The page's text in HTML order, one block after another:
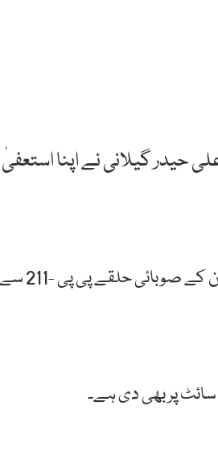
حیدر گیلانی نے اپنا استعفیٰ
ہم نیوز کے مطابق سابق وزیراعظم سید یوسف رضا گیلانی کے صاحبزادے ملتان کے صوبائی حلقے پی پی -211 سے
پر بھی دی ہے۔